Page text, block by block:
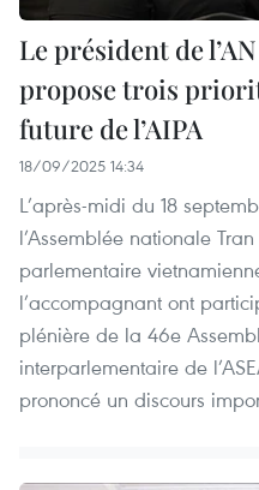
Le président de
propose trois
future de l’AIPA
18/09/2025 14:34
L’après-midi du 18
l’Assemblée nationale
parlementaire
l’accompagnant ont
plénière de la 46e
interparlementaire de
prononcé un discours